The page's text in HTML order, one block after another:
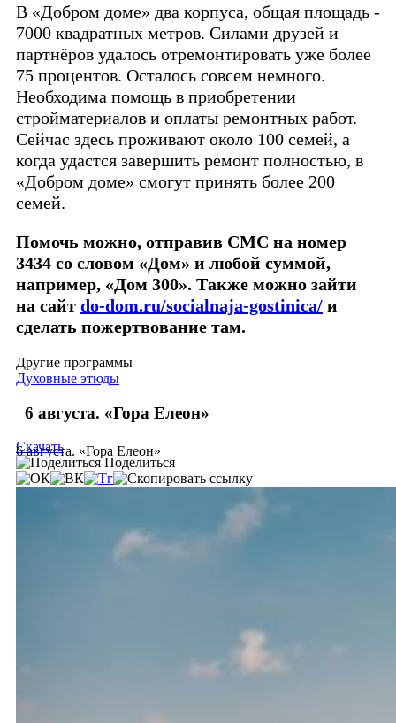
В «Добром доме» два корпуса, общая площадь -
7000 квадратных метров. Силами друзей и
партнёров удалось отремонтировать уже более
75 процентов. Осталось совсем немного.
Необходима помощь в приобретении
стройматериалов и оплаты ремонтных работ.
Сейчас здесь проживают около 100 семей, а
когда удастся завершить ремонт полностью, в
«Добром доме» смогут принять более 200
семей.
Помочь можно, отправив СМС на номер
3434 со словом «Дом» и любой суммой,
например, «Дом 300». Также можно зайти
на сайт do-dom.ru/socialnaja-gostinica/ и
сделать пожертвование там.
Другие программы
Духовные этюды
6 августа. «Гора Елеон»
6 августа. «Гора Елеон»
Скачать
Поделиться